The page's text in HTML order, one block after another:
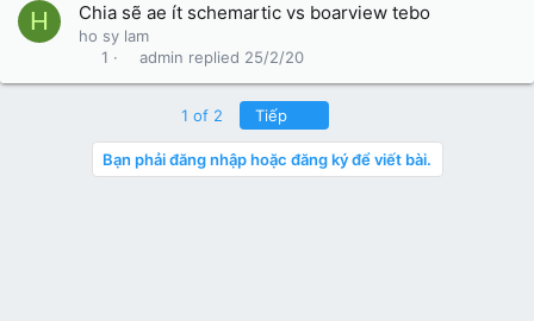
H Chia sẽ ae ít schemartic vs boarview tebo
ho sy lam
1
25/2/20
admin
1 of 2 Tiếp
Bạn phải đăng nhập hoặc đăng ký để viết bài.